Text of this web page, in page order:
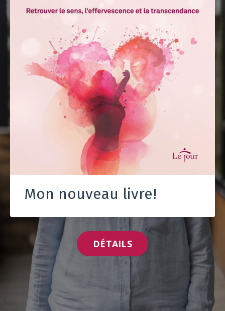
Mon nouveau livre!
DÉTAILS